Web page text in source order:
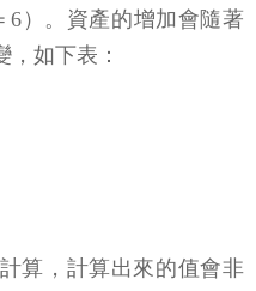
6）。資產的增加會隨著
如下表：
算，計算出來的值會非